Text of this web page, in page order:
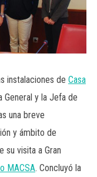
instalaciones de Casa
y la Jefa de
una breve
y ámbito de
su visita a Gran
MACSA. Concluyó la